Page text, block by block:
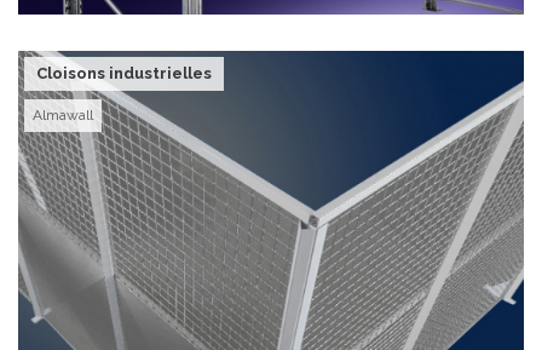
Cloisons industrielles
Almawall